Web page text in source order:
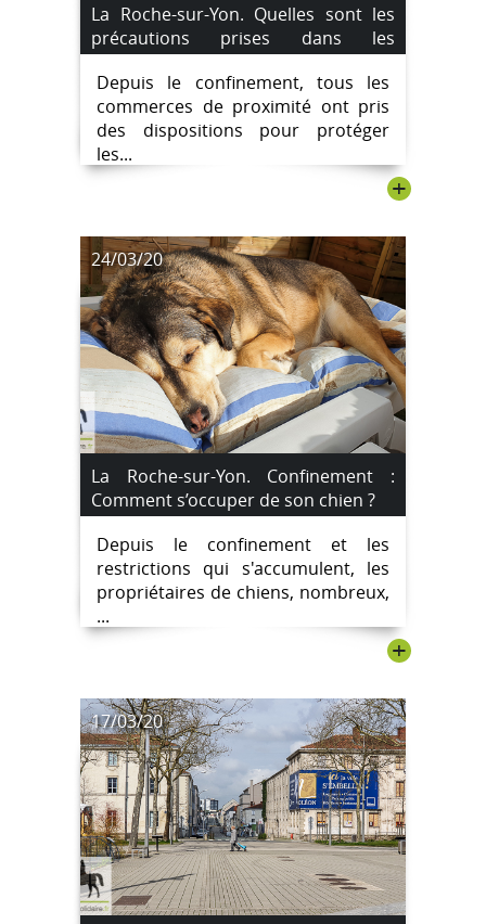
La Roche-sur-Yon. Quelles sont les
précautions prises dans les
commerces ? La liste des commerces
ouverts.
Depuis le confinement, tous les
commerces de proximité ont pris
des dispositions pour protéger
les...
+
24/03/20
La Roche-sur-Yon. Confinement :
Comment s’occuper de son chien ?
Depuis le confinement et les
restrictions qui s'accumulent, les
propriétaires de chiens, nombreux,
...
+
17/03/20